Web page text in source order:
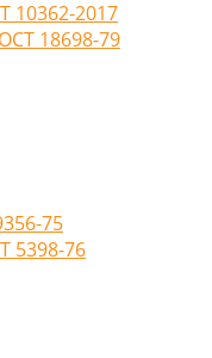
10362-2017
18698-79
75
5398-76